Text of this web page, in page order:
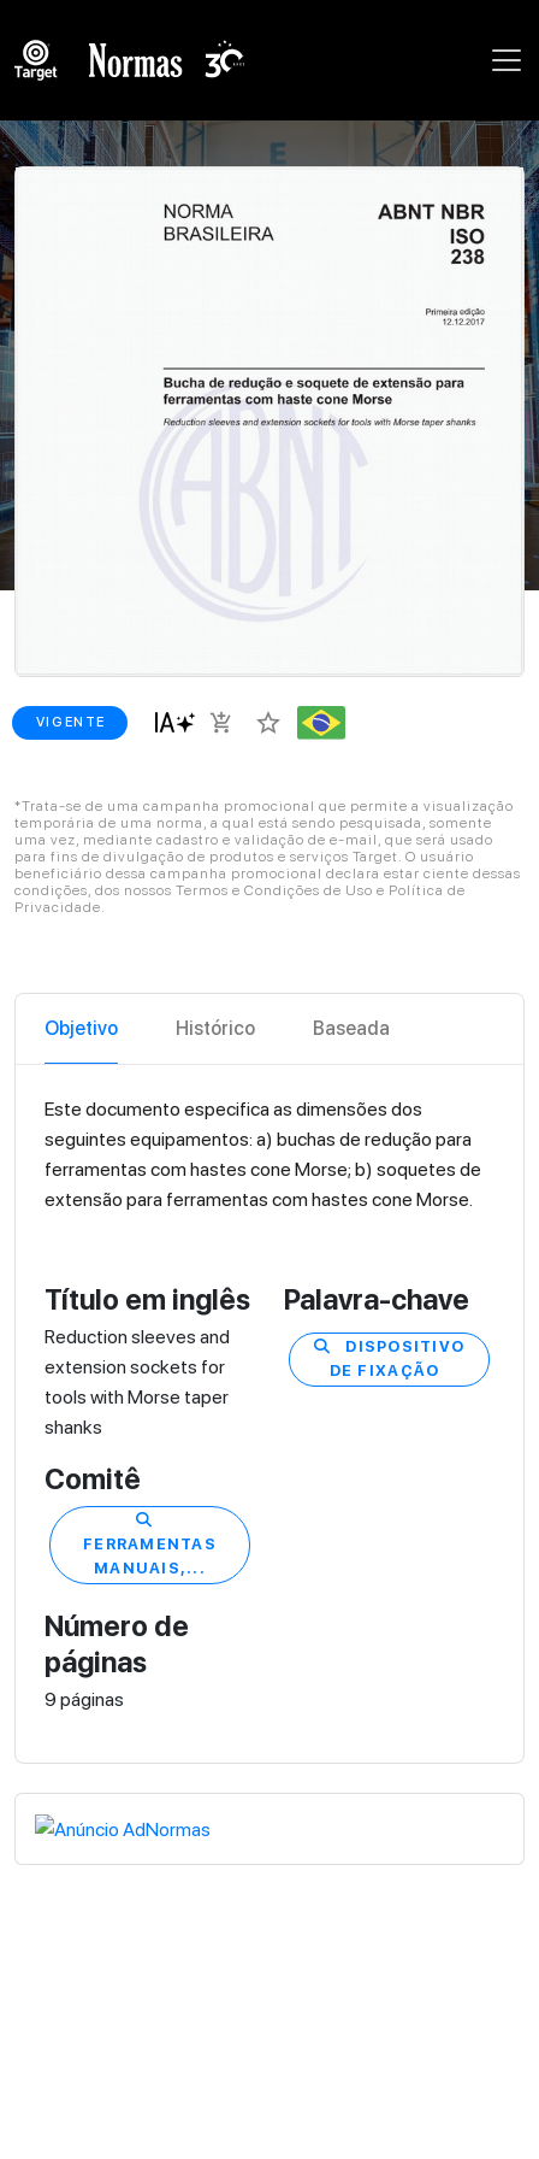
VIGENTE add_shopping_cart star_border
*Trata-se de uma campanha promocional que permite a visualização
temporária de uma norma, a qual está sendo pesquisada, somente
uma vez, mediante cadastro e validação de e-mail, que será usado
para fins de divulgação de produtos e serviços Target. O usuário
beneficiário dessa campanha promocional declara estar ciente dessas
condições, dos nossos Termos e Condições de Uso e Política de
Privacidade.
Objetivo Histórico Baseada
Este documento especifica as dimensões dos
seguintes equipamentos: a) buchas de redução para
ferramentas com hastes cone Morse; b) soquetes de
extensão para ferramentas com hastes cone Morse.
Título em inglês
Reduction sleeves and
extension sockets for
tools with Morse taper
shanks
Comitê
FERRAMENTAS
MANUAIS,...
Número de
páginas
9 páginas
Palavra-chave
DISPOSITIVO
DE FIXAÇÃO